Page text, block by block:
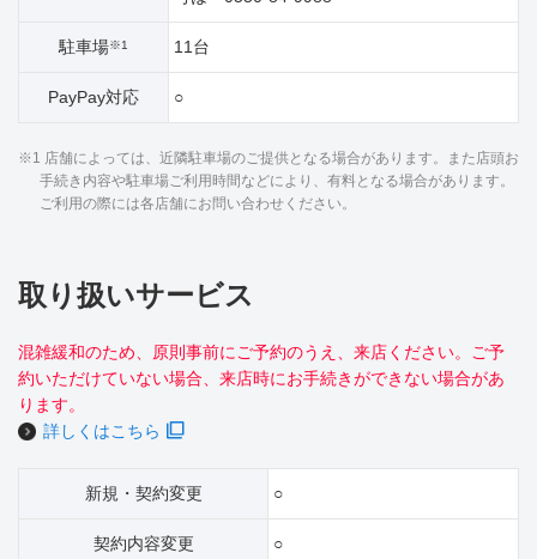
駐車場※1 11台
PayPay対応 ○
※1 店舗によっては、近隣駐車場のご提供となる場合があります。また店頭お
手続き内容や駐車場ご利用時間などにより、有料となる場合があります。
ご利用の際には各店舗にお問い合わせください。
取り扱いサービス
混雑緩和のため、原則事前にご予約のうえ、来店ください。ご予
約いただけていない場合、来店時にお手続きができない場合があ
ります。
詳しくはこちら
新規・契約変更 ○
契約内容変更 ○